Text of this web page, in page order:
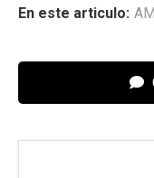
En este articulo: